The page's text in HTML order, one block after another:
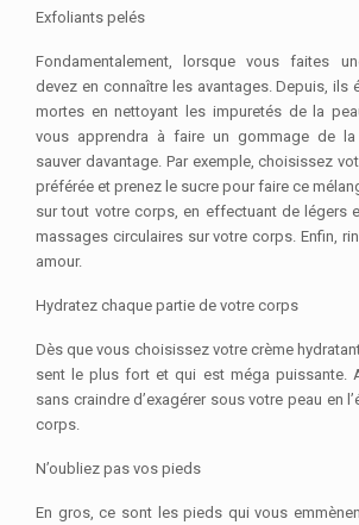
Exfoliants pelés
Fondamentalement, lorsque vous faites
devez en connaître les avantages. Depuis, ils
mortes en nettoyant les impuretés de la
vous apprendra à faire un gommage de
sauver davantage. Par exemple, choisissez
préférée et prenez le sucre pour faire ce
sur tout votre corps, en effectuant de légers
massages circulaires sur votre corps. Enfin,
amour.
Hydratez chaque partie de votre corps
Dès que vous choisissez votre crème
sent le plus fort et qui est méga puissante.
sans craindre d’exagérer sous votre peau en
corps.
N’oubliez pas vos pieds
En gros, ce sont les pieds qui vous